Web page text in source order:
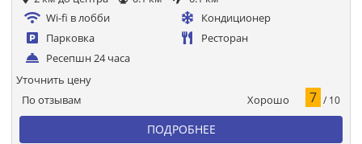
Wi-fi в лобби
Кондиционер
Парковка
Ресторан
Ресепшн 24 часа
По отзывам Хорошо 7 / 10
Уточнить цену
ПОДРОБНЕЕ